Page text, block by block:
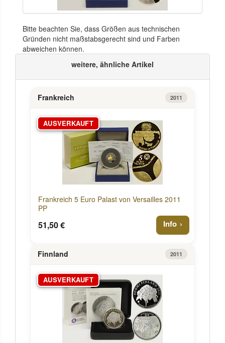
Bitte beachten Sie, dass Größen aus technischen
Gründen nicht maßstabsgerecht sind und Farben
abweichen können.
weitere, ähnliche Artikel
Frankreich 2011
AUSVERKAUFT
Frankreich 5 Euro Palast von Versailles 2011
PP
51,50 € Info
Finnland 2011
AUSVERKAUFT